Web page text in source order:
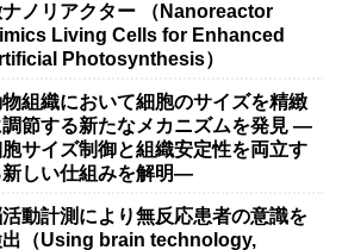
ナノリアクター （Nanoreactor
Living Cells for Enhanced
Photosynthesis）
組織において細胞のサイズを精緻
調節する新たなメカニズムを発見 ―
サイズ制御と組織安定性を両立す
新しい仕組みを解明―
活動計測により無反応患者の意識を
出（Using brain technology,